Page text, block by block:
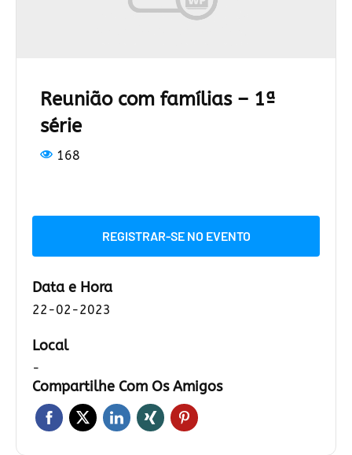
Reunião com famílias – 1ª
série
168
REGISTRAR-SE NO EVENTO
Data e Hora
22-02-2023
Local
-
Compartilhe Com Os Amigos